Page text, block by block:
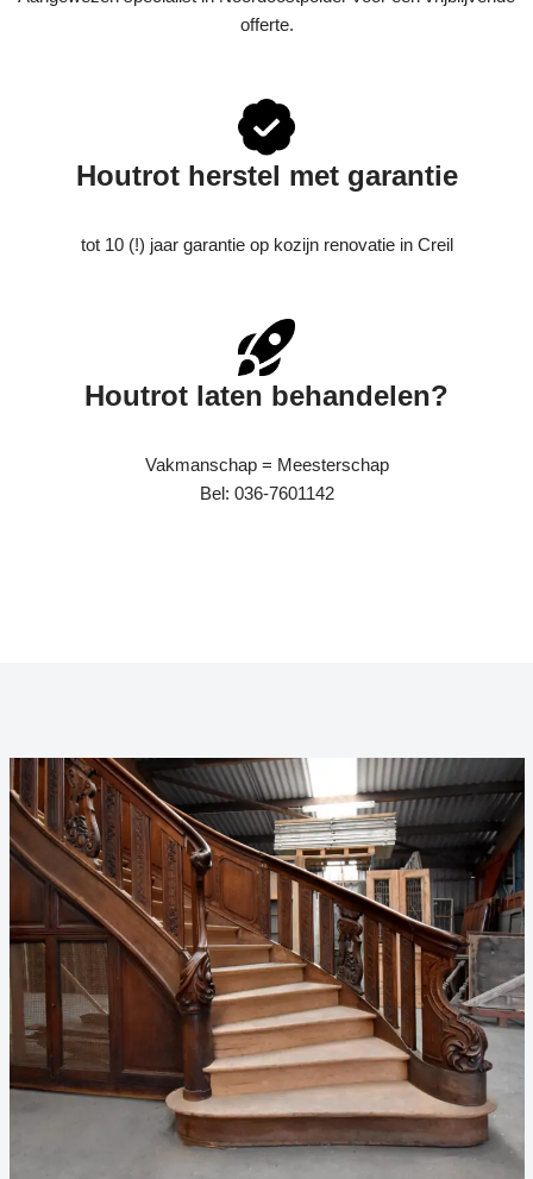
offerte.
Houtrot herstel met garantie
tot 10 (!) jaar garantie op kozijn renovatie in Creil
Houtrot laten behandelen?
Vakmanschap = Meesterschap
Bel: 036-7601142